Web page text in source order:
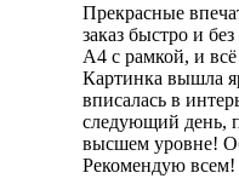
Прекрасные
заказ быстро и
А4 с рамкой, и всё
Картинка вышла
вписалась в
следующий день,
высшем уровне!
Рекомендую всем!